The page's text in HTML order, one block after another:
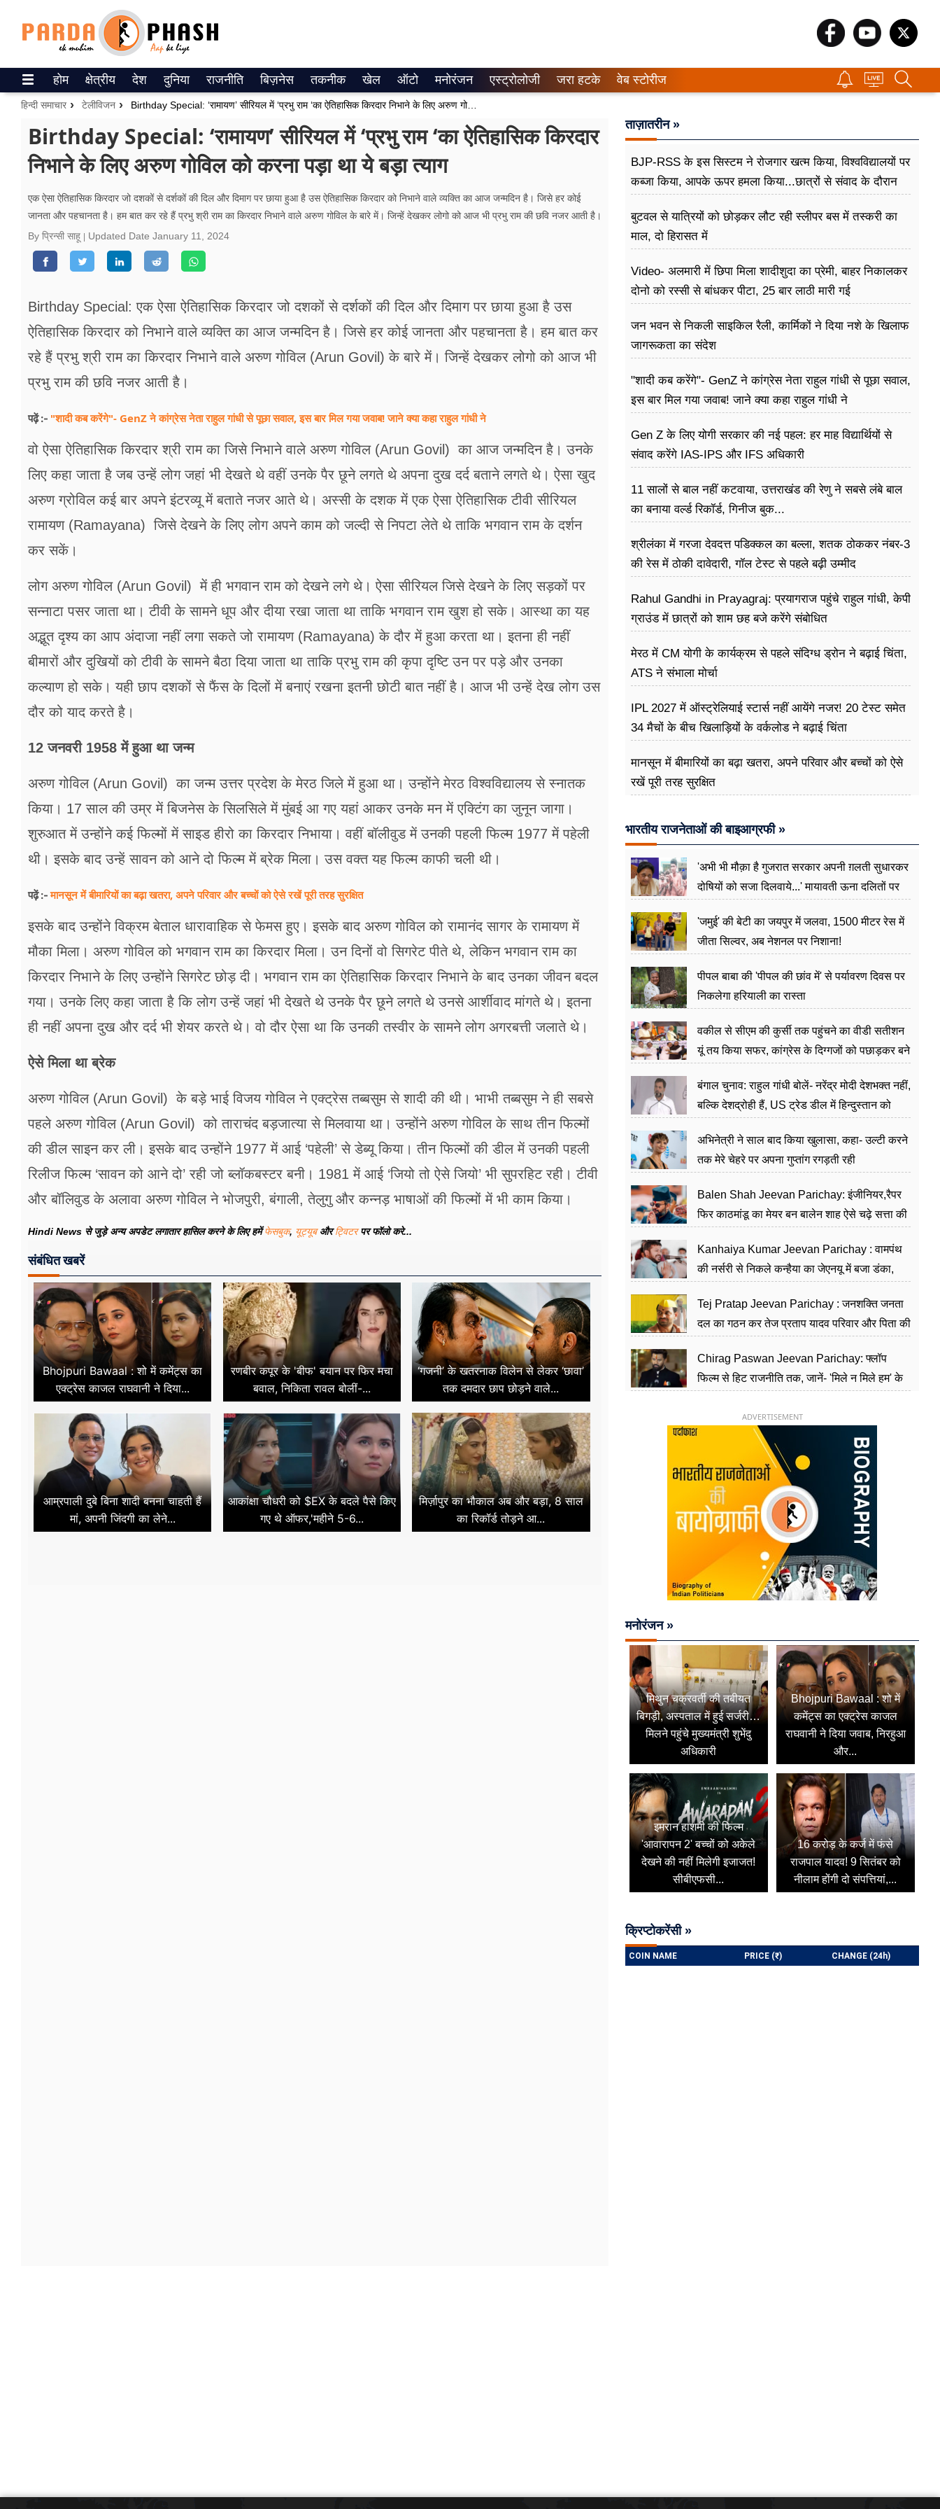
ePaper
वेब स्टोरीज
उत्तर प्रदेश
वीडियो
रिलेशनशिप
सेहत
ब्‍यूटी
जॉब्स
शिक्षा
अन्य खबरें
होम क्षेत्रीय देश दुनिया राजनीति बिज़नेस तकनीक खेल ऑटो मनोरंजन एस्ट्रोलोजी जरा हटके वेब स्टोरीज
हिन्दी समाचार टेलीविजन Birthday Special: ‘रामायण’ सीरियल में ‘प्रभु राम ‘का ऐतिहासिक किरदार निभाने के लिए अरुण गोविल को करना पड़ा था ये बड़ा त्याग
Birthday Special: ‘रामायण’ सीरियल में ‘प्रभु राम ‘का ऐतिहासिक किरदार
निभाने के लिए अरुण गोविल को करना पड़ा था ये बड़ा त्याग
एक ऐसा ऐतिहासिक किरदार जो दशकों से दर्शकों की दिल और दिमाग पर छाया हुआ है उस ऐतिहासिक किरदार को निभाने वाले व्यक्ति का आज जन्मदिन है। जिसे हर कोई
जानता और पहचानता है। हम बात कर रहे हैं प्रभु श्री राम का किरदार निभाने वाले अरुण गोविल के बारे में। जिन्हें देखकर लोगो को आज भी प्रभु राम की छवि नजर आती है।
By प्रिन्सी साहू
Updated Date January 11, 2024
Birthday Special: एक ऐसा ऐतिहासिक किरदार जो दशकों से दर्शकों की दिल और दिमाग पर छाया हुआ है उस
ऐतिहासिक किरदार को निभाने वाले व्यक्ति का आज जन्मदिन है। जिसे हर कोई जानता और पहचानता है। हम बात कर
रहे हैं प्रभु श्री राम का किरदार निभाने वाले अरुण गोविल (Arun Govil) के बारे में। जिन्हें देखकर लोगो को आज भी
प्रभु राम की छवि नजर आती है।
पढ़ें :- "शादी कब करेंगे"- GenZ ने कांग्रेस नेता राहुल गांधी से पूछा सवाल, इस बार मिल गया जवाब! जाने क्या कहा राहुल गांधी ने
वो ऐसा ऐतिहासिक किरदार श्री राम का जिसे निभाने वाले अरुण गोविल (Arun Govil) का आज जन्मदिन है। उनके
लिए कहा जाता है जब उन्हें लोग जहां भी देखते थे वहीं उनके पैर छूने लगते थे अपना दुख दर्द बताने लगते थे। ऐसा खुद
अरुण ग्रोविल कई बार अपने इंटरव्यू में बताते नजर आते थे। अस्सी के दशक में एक ऐसा ऐतिहासिक टीवी सीरियल
रामायण (Ramayana) जिसे देखने के लिए लोग अपने काम को जल्दी से निपटा लेते थे ताकि भगवान राम के दर्शन
कर सकें।
लोग अरुण गोविल (Arun Govil) में ही भगवान राम को देखने लगे थे। ऐसा सीरियल जिसे देखने के लिए सड़कों पर
सन्नाटा पसर जाता था। टीवी के सामने धूप और दीया रखा जाता था ताकि भगवान राम खुश हो सके। आस्था का यह
अद्भूत दृश्य का आप अंदाजा नहीं लगा सकते जो रामायण (Ramayana) के दौर में हुआ करता था। इतना ही नहीं
बीमारों और दुखियों को टीवी के सामने बैठा दिया जाता था ताकि प्रभु राम की कृपा दृष्टि उन पर पड़े और उनका
कल्याण हो सके। यही छाप दशकों से फैंस के दिलों में बनाएं रखना इतनी छोटी बात नहीं है। आज भी उन्हें देख लोग उस
दौर को याद करते है।
12 जनवरी 1958 में हुआ था जन्म
अरुण गोविल (Arun Govil) का जन्म उत्तर प्रदेश के मेरठ जिले में हुआ था। उन्होंने मेरठ विश्वविद्यालय से स्नातक
किया। 17 साल की उम्र में बिजनेस के सिलसिले में मुंबई आ गए यहां आकर उनके मन में एक्टिंग का जुनून जागा।
शुरुआत में उन्होंने कई फिल्मों में साइड हीरो का किरदार निभाया। वहीं बॉलीवुड में उनकी पहली फिल्म 1977 में पहेली
थी। इसके बाद उन्हें सावन को आने दो फिल्म में ब्रेक मिला। उस वक्त यह फिल्म काफी चली थी।
पढ़ें :-मानसून में बीमारियों का बढ़ा खतरा, अपने परिवार और बच्चों को ऐसे रखें पूरी तरह सुरक्षित
इसके बाद उन्होंने विक्रम बेताल धारावाहिक से फेमस हुए। इसके बाद अरुण गोविल को रामानंद सागर के रामायण में
मौका मिला। अरुण गोविल को भगवान राम का किरदार मिला। उन दिनों वो सिगरेट पीते थे, लेकिन भगवान राम का
किरदार निभाने के लिए उन्होंने सिगरेट छोड़ दी। भगवान राम का ऐतिहासिक किरदार निभाने के बाद उनका जीवन बदल
गया। उनके लिए कहा जाता है कि लोग उन्हें जहां भी देखते थे उनके पैर छूने लगते थे उनसे आर्शीवाद मांगते थे। इतना
ही नहीं अपना दुख और दर्द भी शेयर करते थे। वो दौर ऐसा था कि उनकी तस्वीर के सामने लोग अगरबत्ती जलाते थे।
ऐसे मिला था ब्रेक
अरुण गोविल (Arun Govil) के बड़े भाई विजय गोविल ने एक्ट्रेस तब्बसुम से शादी की थी। भाभी तब्बसुम ने ही सबसे
पहले अरुण गोविल (Arun Govil) को ताराचंद बड़जात्या से मिलवाया था। उन्होंने अरुण गोविल के साथ तीन फिल्मों
की डील साइन कर ली। इसके बाद उन्‍होंने 1977 में आई ‘पहेली’ से डेब्‍यू किया। तीन फिल्मों की डील में उनकी पहली
रिलीज फिल्म ‘सावन को आने दो’ रही जो ब्लॉकबस्टर बनी। 1981 में आई ‘जियो तो ऐसे जियो’ भी सुपरहिट रही। टीवी
और बॉलिवुड के अलावा अरुण गोविल ने भोजपुरी, बंगाली, तेलुगु और कन्नड़ भाषाओं की फिल्मों में भी काम किया।
Hindi News से जुड़े अन्य अपडेट लगातार हासिल करने के लिए हमेंफेसबुक, यूट्यूबऔरट्विटरपर फॉलो करे...
संबंधित खबरें
Bhojpuri Bawaal : शो में कमेंट्स का
एक्ट्रेस काजल राघवानी ने दिया...
रणबीर कपूर के 'बीफ' बयान पर फिर मचा
बवाल, निकिता रावल बोलीं-...
‘गजनी’ के खतरनाक विलेन से लेकर ‘छावा’
तक दमदार छाप छोड़ने वाले...
आम्रपाली दुबे बिना शादी बनना चाहती हैं
मां, अपनी जिंदगी का लेने...
आकांक्षा चौधरी को $EX के बदले पैसे किए
गए थे ऑफर,'महीने 5-6...
मिर्ज़ापुर का भौकाल अब और बड़ा, 8 साल
का रिकॉर्ड तोड़ने आ...
ताज़ातरीन »
BJP-RSS के इस सिस्टम ने रोजगार खत्म किया, विश्वविद्यालयों पर
कब्जा किया, आपके ऊपर हमला किया...छात्रों से संवाद के दौरान
बुटवल से यात्रियों को छोड़कर लौट रही स्लीपर बस में तस्करी का
माल, दो हिरासत में
Video- अलमारी में छिपा मिला शादीशुदा का प्रेमी, बाहर निकालकर
दोनो को रस्सी से बांधकर पीटा, 25 बार लाठी मारी गई
जन भवन से निकली साइकिल रैली, कार्मिकों ने दिया नशे के खिलाफ
जागरूकता का संदेश
"शादी कब करेंगे"- GenZ ने कांग्रेस नेता राहुल गांधी से पूछा सवाल,
इस बार मिल गया जवाब! जाने क्या कहा राहुल गांधी ने
Gen Z के लिए योगी सरकार की नई पहल: हर माह विद्यार्थियों से
संवाद करेंगे IAS-IPS और IFS अधिकारी
11 सालों से बाल नहीं कटवाया, उत्तराखंड की रेणु ने सबसे लंबे बाल
का बनाया वर्ल्ड रिकॉर्ड, गिनीज बुक...
श्रीलंका में गरजा देवदत्त पडिक्कल का बल्ला, शतक ठोककर नंबर-3
की रेस में ठोकी दावेदारी, गॉल टेस्ट से पहले बढ़ी उम्मीद
Rahul Gandhi in Prayagraj: प्रयागराज पहुंचे राहुल गांधी, केपी
ग्राउंड में छात्रों को शाम छह बजे करेंगे संबोधित
मेरठ में CM योगी के कार्यक्रम से पहले संदिग्ध ड्रोन ने बढ़ाई चिंता,
ATS ने संभाला मोर्चा
IPL 2027 में ऑस्ट्रेलियाई स्टार्स नहीं आयेंगे नजर! 20 टेस्ट समेत
34 मैचों के बीच खिलाड़ियों के वर्कलोड ने बढ़ाई चिंता
मानसून में बीमारियों का बढ़ा खतरा, अपने परिवार और बच्चों को ऐसे
रखें पूरी तरह सुरक्षित
भारतीय राजनेताओं की बाइआग्रफी »
'अभी भी मौक़ा है गुजरात सरकार अपनी ग़लती सुधारकर
दोषियों को सजा दिलवाये...' मायावती ऊना दलितों पर
'जमुई' की बेटी का जयपुर में जलवा, 1500 मीटर रेस में
जीता सिल्वर, अब नेशनल पर निशाना!
पीपल बाबा की 'पीपल की छांव में' से पर्यावरण दिवस पर
निकलेगा हरियाली का रास्ता
वकील से सीएम की कुर्सी तक पहुंचने का वीडी सतीशन
यूं तय किया सफर, कांग्रेस के दिग्गजों को पछाड़कर बने
बंगाल चुनाव: राहुल गांधी बोलें- नरेंद्र मोदी देशभक्त नहीं,
बल्कि देशद्रोही हैं, US ट्रेड डील में हिन्दुस्तान को
अभिनेत्री ने साल बाद किया खुलासा, कहा- उल्टी करने
तक मेरे चेहरे पर अपना गुप्तांग रगड़ती रही
Balen Shah Jeevan Parichay: इंजीनियर,रैपर
फिर काठमांडू का मेयर बन बालेन शाह ऐसे चढ़े सत्ता की
Kanhaiya Kumar Jeevan Parichay : वामपंथ
की नर्सरी से निकले कन्हैया का जेएनयू में बजा डंका,
Tej Pratap Jeevan Parichay : जनशक्ति जनता
दल का गठन कर तेज प्रताप यादव परिवार और पिता की
Chirag Paswan Jeevan Parichay: फ्लॉप
फिल्म से हिट राजनीति तक, जानें- 'मिले न मिले हम' के
ADVERTISEMENT
मनोरंजन »
मिथुन चक्रवर्ती की तबीयत
बिगड़ी, अस्पताल में हुई सर्जरी…
मिलने पहुंचे मुख्यमंत्री शुभेंदु
अधिकारी
Bhojpuri Bawaal : शो में
कमेंट्स का एक्ट्रेस काजल
राघवानी ने दिया जवाब, निरहुआ
और...
इमरान हाशमी की फिल्म
'आवारापन 2' बच्चों को अकेले
देखने की नहीं मिलेगी इजाजत!
सीबीएफसी...
16 करोड़ के कर्ज में फंसे
राजपाल यादव! 9 सितंबर को
नीलाम होंगी दो संपत्तियां,...
क्रिप्टोकरेंसी »